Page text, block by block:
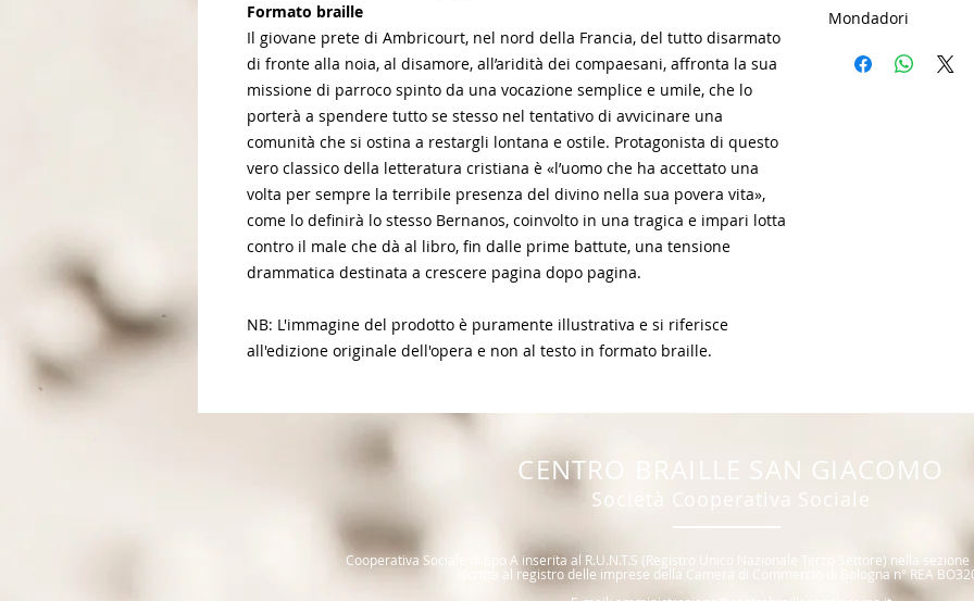
Formato braille
Il giovane prete di Ambricourt, nel nord della Francia, del tutto disarmato
di fronte alla noia, al disamore, all’aridità dei compaesani, affronta la sua
missione di parroco spinto da una vocazione semplice e umile, che lo
porterà a spendere tutto se stesso nel tentativo di avvicinare una
comunità che si ostina a restargli lontana e ostile. Protagonista di questo
vero classico della letteratura cristiana è «l’uomo che ha accettato una
volta per sempre la terribile presenza del divino nella sua povera vita»,
come lo definirà lo stesso Bernanos, coinvolto in una tragica e impari lotta
contro il male che dà al libro, fin dalle prime battute, una tensione
drammatica destinata a crescere pagina dopo pagina.
NB: L'immagine del prodotto è puramente illustrativa e si riferisce
all'edizione originale dell'opera e non al testo in formato braille.
Mondadori
CENTRO BRAILLE SAN GIACOMO
Società Coope rativa Sociale
Cooperativa Sociale di tipo A inserita al R.U.N.T.S (Registro Unico Nazionale T
erzo Settore) nella
iscritta al registro delle imprese della Camera di Commercio di Bologna n° REA